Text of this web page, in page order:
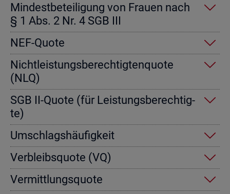
Min­dest­be­tei­li­gung von Frau­en nach
§ 1 Abs. 2 Nr. 4 SGB III
NEF-Quote
Nicht­leis­tungs­be­rech­tig­ten­quo­te
(NLQ)
SGB II-Quote (für Leis­tungs­be­rech­tig­
te)
Um­schlags­häu­fig­keit
Ver­bleibs­quo­te (VQ)
Ver­mitt­lungs­quo­te